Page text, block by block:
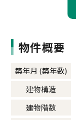
物件概要
築年月 (築年数)
建物構造
建物階数